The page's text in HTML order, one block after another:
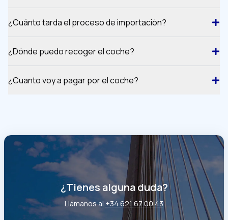
¿Cuánto tarda el proceso de importación?
¿Dónde puedo recoger el coche?
¿Cuanto voy a pagar por el coche?
¿Tienes alguna duda?
Llámanos al +34 621 67 00 43